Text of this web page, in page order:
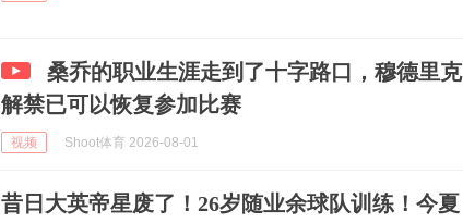
桑乔的职业生涯走到了十字路口，穆德里克
解禁已可以恢复参加比赛
视频 Shoot体育 2026-08-01
昔日大英帝星废了！26岁随业余球队训练！今夏